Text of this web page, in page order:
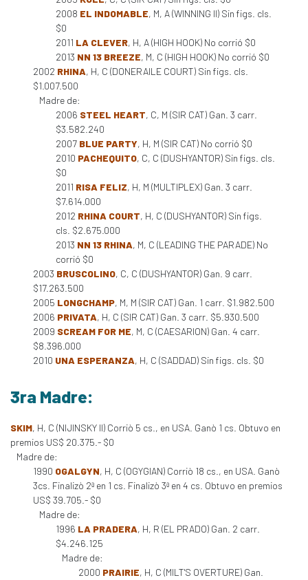
2008 EL INDOMABLE, M, A (WINNING II) Sin figs. cls.
$0
2011 LA CLEVER, H, A (HIGH HOOK) No corrió $0
2013 NN 13 BREEZE, M, C (HIGH HOOK) No corrió $0
2002 RHINA, H, C (DONERAILE COURT) Sin figs. cls.
$1.007.500
Madre de:
2006 STEEL HEART, C, M (SIR CAT) Gan. 3 carr.
$3.582.240
2007 BLUE PARTY, H, M (SIR CAT) No corrió $0
2010 PACHEQUITO, C, C (DUSHYANTOR) Sin figs. cls.
$0
2011 RISA FELIZ, H, M (MULTIPLEX) Gan. 3 carr.
$7.614.000
2012 RHINA COURT, H, C (DUSHYANTOR) Sin figs.
cls. $2.675.000
2013 NN 13 RHINA, M, C (LEADING THE PARADE) No
corrió $0
2003 BRUSCOLINO, C, C (DUSHYANTOR) Gan. 9 carr.
$17.263.500
2005 LONGCHAMP, M, M (SIR CAT) Gan. 1 carr. $1.982.500
2006 PRIVATA, H, C (SIR CAT) Gan. 3 carr. $5.930.500
2009 SCREAM FOR ME, M, C (CAESARION) Gan. 4 carr.
$8.396.000
2010 UNA ESPERANZA, H, C (SADDAD) Sin figs. cls. $0
3ra Madre:
SKIM, H, C (NIJINSKY II) Corriò 5 cs., en USA. Ganò 1 cs. Obtuvo en
premios US$ 20.375.- $0
Madre de:
1990 OGALGYN, H, C (OGYGIAN) Corriò 18 cs., en USA. Ganò
3cs. Finalizò 2ª en 1 cs. Finalizò 3ª en 4 cs. Obtuvo en premios
US$ 39.705.- $0
Madre de:
1996 LA PRADERA, H, R (EL PRADO) Gan. 2 carr.
$4.246.125
Madre de:
2000 PRAIRIE, H, C (MILT'S OVERTURE) Gan.